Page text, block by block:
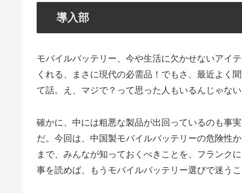
導入部
モバイルバッテリー、今や生活に欠かせないアイ
くれる、まさに現代の必需品！でもさ、最近よく
て話。え、マジで？って思った人もいるんじゃない
確かに、中には粗悪な製品が出回っているのも事
だ。今回は、中国製モバイルバッテリーの危険性
まで、みんなが知っておくべきことを、フランク
事を読めば、もうモバイルバッテリー選びで迷う